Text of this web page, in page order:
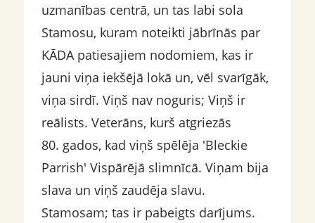
uzmanības centrā, un tas labi sola
Stamosu, kuram noteikti jābrīnās par
KĀDA patiesajiem nodomiem, kas ir
jauni viņa iekšējā lokā un, vēl svarīgāk,
viņa sirdī. Viņš nav noguris; Viņš ir
reālists. Veterāns, kurš atgriezās
80. gados, kad viņš spēlēja 'Bleckie
Parrish' Vispārējā slimnīcā. Viņam bija
slava un viņš zaudēja slavu.
Stamosam; tas ir pabeigts darījums.